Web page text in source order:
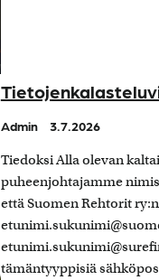
Admin 3.7.2026
Tiedoksi Alla olevan
puheenjohtajamme
että Suomen Rehtorit
tämäntyyppisiä